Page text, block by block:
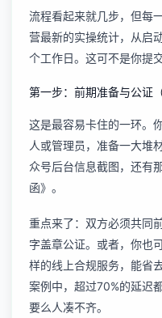
流程看起来就几步，但每
营最新的实操统计，从启
个工作日。这可不是你提
第一步：前期准备与公证
这是最容易卡住的一环。
人或管理员，准备一大堆
众号后台信息截图，还有
函》。
重点来了：双方必须共同
字盖章公证。或者，你也
样的线上合规服务，能省
案例中，超过70%的延迟
要么人凑不齐。